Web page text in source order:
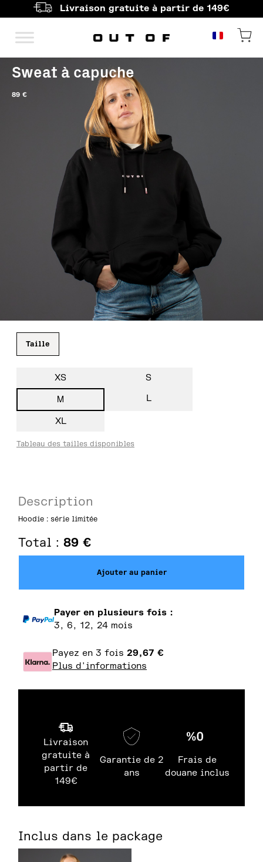
Livraison gratuite à partir de 149€
Navigation principale
Sweat à capuche
89 €
Taille
XS
S
M
L
XL
Tableau des tailles disponibles
Description
Hoodie : série limitée
Total :89 €
Ajouter au panier
Payer en plusieurs fois :
3, 6, 12, 24 mois
Payez en 3 fois29,67 €
Plus d'informations
Livraison
gratuite à
partir de
149€
Garantie de 2
ans
Frais de
douane inclus
Inclus dans le package